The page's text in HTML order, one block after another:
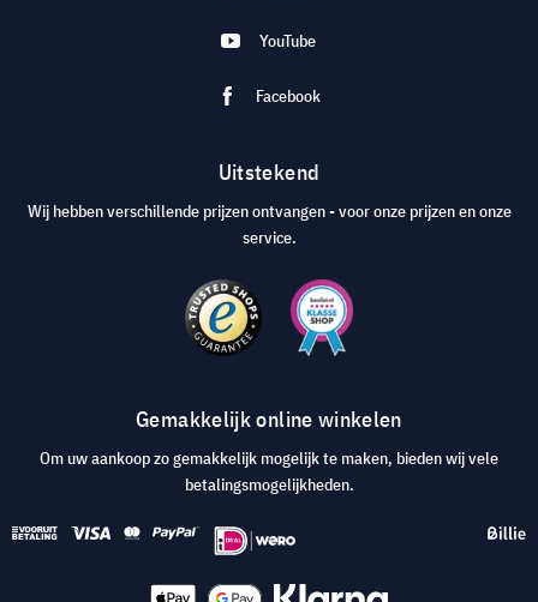
YouTube
Facebook
Uitstekend
Wij hebben verschillende prijzen ontvangen - voor onze prijzen en onze
service.
Gemakkelijk online winkelen
Om uw aankoop zo gemakkelijk mogelijk te maken, bieden wij vele
betalingsmogelijkheden.